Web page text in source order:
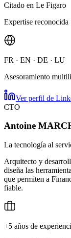
Citado en Le Figaro
Expertise reconocida
FR · EN · DE · LU
Asesoramiento
Ver perfil de
CTO
Antoine
La tecnología al
Arquitecto y
diseña las
que permiten a
fiable.
+5 años de